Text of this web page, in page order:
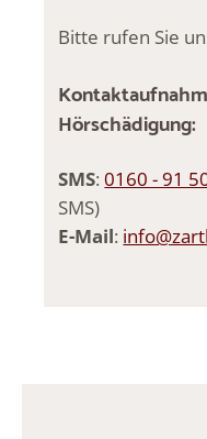
Bitte rufen Sie
Hörschädigung:
SMS:0160 - 91
SMS)
E-Mail: